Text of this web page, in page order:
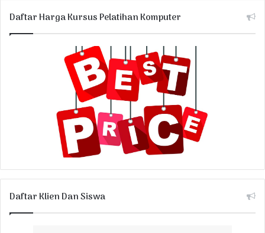
Daftar Harga Kursus Pelatihan Komputer
Daftar Klien Dan Siswa